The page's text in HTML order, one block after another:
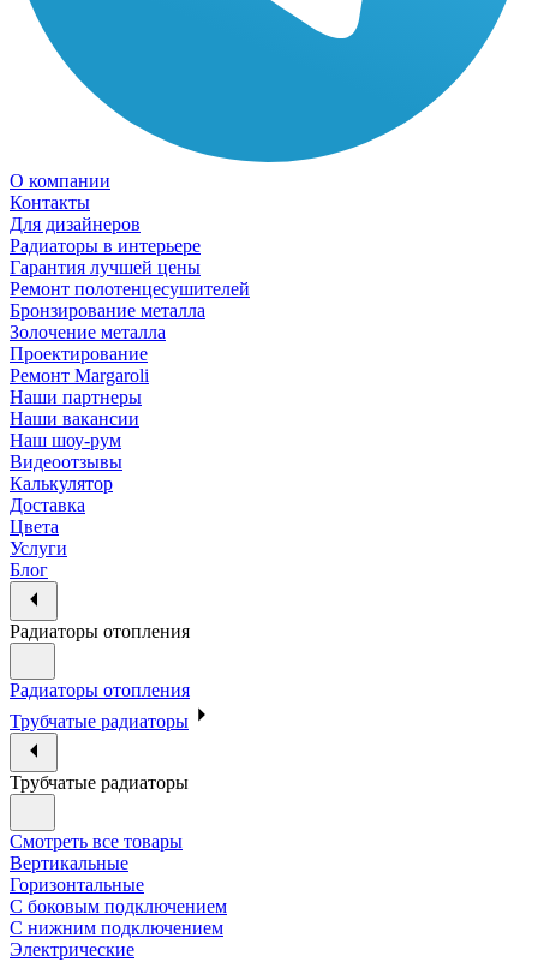
О компании
Контакты
Для дизайнеров
Радиаторы в интерьере
Гарантия лучшей цены
Ремонт полотенцесушителей
Бронзирование металла
Золочение металла
Проектирование
Ремонт Margaroli
Наши партнеры
Наши вакансии
Наш шоу-рум
Видеоотзывы
Калькулятор
Доставка
Цвета
Услуги
Блог
Радиаторы отопления
Радиаторы отопления
Трубчатые радиаторы
Трубчатые радиаторы
Смотреть все товары
Вертикальные
Горизонтальные
С боковым подключением
С нижним подключением
Электрические